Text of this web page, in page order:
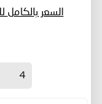
السعر بالكامل